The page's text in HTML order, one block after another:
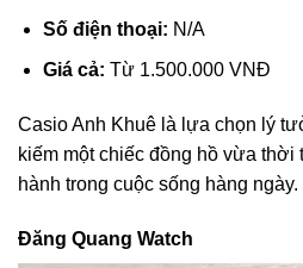
Số điện thoại: N/A
Giá cả: Từ 1.500.000 VNĐ
Casio Anh Khuê là lựa chọn lý
kiếm một chiếc đồng hồ vừa thời
hành trong cuộc sống hàng ngày.
Đăng Quang Watch